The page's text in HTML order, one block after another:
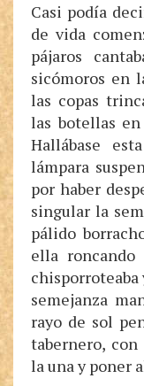
Casi podía
de vida
pájaros
sicómoros en
las copas
las botellas
Hallábase
lámpara
por haber
singular la
pálido
ella
semejanza
rayo de sol
tabernero, con
la una y poner